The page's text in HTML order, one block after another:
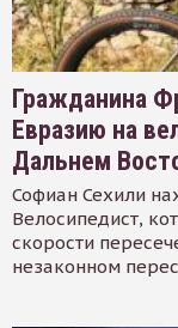
Гражданина
Евразию на
Дальнем
Софиан Сехили
Велосипедист,
скорости
незаконном